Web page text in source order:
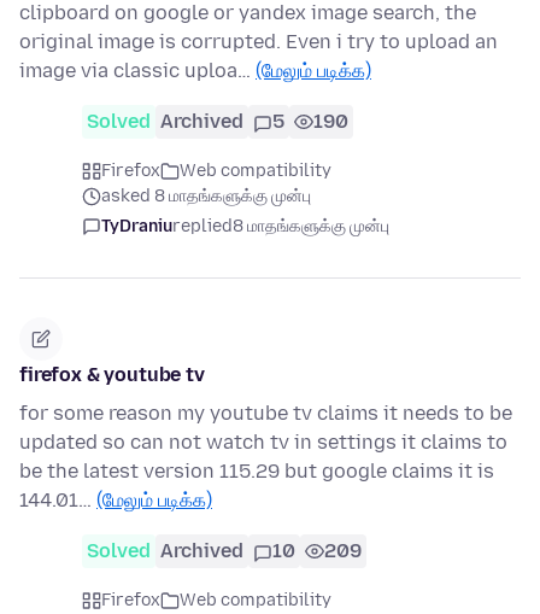
clipboard on google or yandex image search, the
original image is corrupted. Even i try to upload an
image via classic uploa… (மேலும் படிக்க)
Solved Archived 5 190
Firefox
Web compatibility
asked 8 மாதங்களுக்கு முன்பு
TyDraniureplied8 மாதங்களுக்கு முன்பு
firefox & youtube tv
for some reason my youtube tv claims it needs to be
updated so can not watch tv in settings it claims to
be the latest version 115.29 but google claims it is
144.01… (மேலும் படிக்க)
Solved Archived 10 209
Firefox
Web compatibility